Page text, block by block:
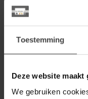
Toestemming
Deze website
We gebruiken
Op voorraad